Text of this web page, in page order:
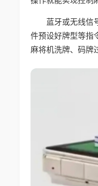
蓝牙或无线信
件预设好牌型等指
麻将机洗牌、码牌